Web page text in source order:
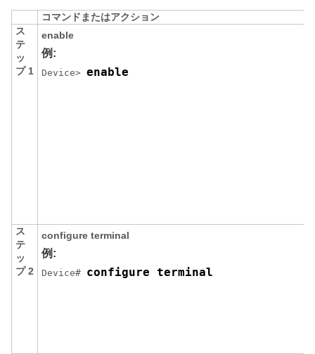
コマンドまたはアクション
ス
テ
ッ
プ 1
enable
例:
Device> enable
ス
テ
ッ
プ 2
configure terminal
例:
Device# configure terminal